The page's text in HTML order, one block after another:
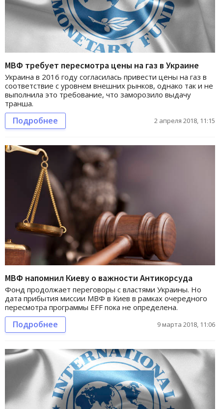
МВФ требует пересмотра цены на газ в Украине
Украина в 2016 году согласилась привести цены на газ в
соответствие с уровнем внешних рынков, однако так и не
выполнила это требование, что заморозило выдачу
транша.
Подробнее 2 апреля 2018, 11:15
МВФ напомнил Киеву о важности Антикорсуда
Фонд продолжает переговоры с властями Украины. Но
дата прибытия миссии МВФ в Киев в рамках очередного
пересмотра программы EFF пока не определена.
Подробнее 9 марта 2018, 11:06